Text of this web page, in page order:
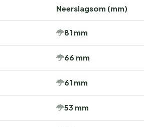
Neerslagsom (mm)
81 mm
66 mm
61 mm
53 mm